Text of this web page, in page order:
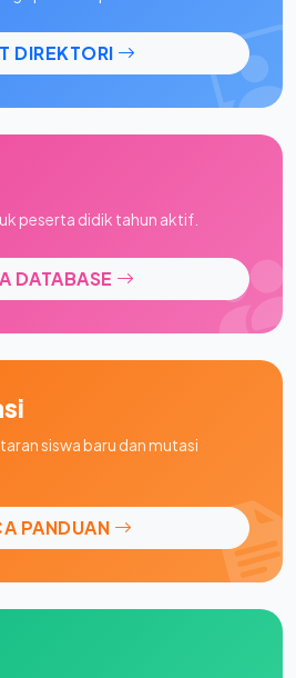
DIREKTORI
peserta didik tahun aktif.
DATABASE
siswa baru dan mutasi
PANDUAN